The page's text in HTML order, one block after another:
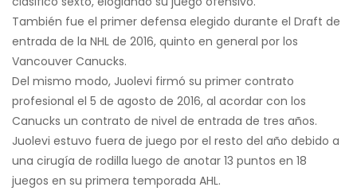
También fue el primer defensa elegido durante el Draft de
entrada de la NHL de 2016, quinto en general por los
Vancouver Canucks.
Del mismo modo, Juolevi firmó su primer contrato
profesional el 5 de agosto de 2016, al acordar con los
Canucks un contrato de nivel de entrada de tres años.
Juolevi estuvo fuera de juego por el resto del año debido a
una cirugía de rodilla luego de anotar 13 puntos en 18
juegos en su primera temporada AHL.